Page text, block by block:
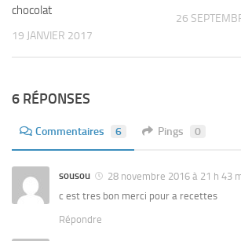
chocolat
19 JANVIER 2017
26
6 RÉPONSES
Commentaires 6 Pings 0
sousou
28 novembre 2016 à 21 h 43
c est tres bon merci pour a recettes
Répondre